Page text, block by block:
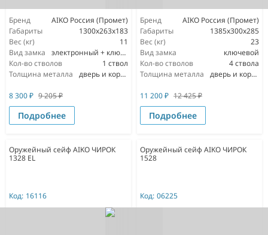
Бренд
AIKO Россия (Промет)
Габариты
1300x263x183
Вес (кг)
11
Вид замка
электронный + ключевой
Кол-во стволов
1 ствол
Толщина металла
дверь и корпус 1,5мм
8 300₽ 9 205₽
Подробнее
Бренд
AIKO Россия (Промет)
Габариты
1385x300x285
Вес (кг)
23
Вид замка
ключевой
Кол-во стволов
4 ствола
Толщина металла
дверь и корпус 1,5мм
11 200₽ 12 425₽
Подробнее
Оружейный сейф AIKO ЧИРОК
1328 EL
Код: 16116
Оружейный сейф AIKO ЧИРОК
1528
Код: 06225